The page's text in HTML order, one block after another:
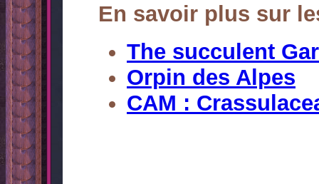
En savoir plus sur
The succulent
Orpin des Alpes
CAM :